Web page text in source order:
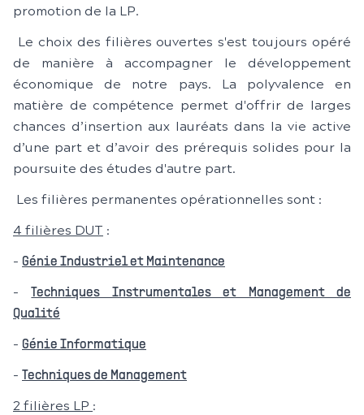
promotion de la LP.
Le choix des filières ouvertes s'est toujours opéré
de manière à accompagner le développement
économique de notre pays. La polyvalence en
matière de compétence permet d'offrir de larges
chances d’insertion aux lauréats dans la vie active
d’une part et d’avoir des prérequis solides pour la
poursuite des études d'autre part.
Les filières permanentes opérationnelles sont :
4 filières DUT :
- Génie Industriel et Maintenance
- Techniques Instrumentales et Management de
Qualité
- Génie Informatique
- Techniques de Management
2 filières LP :